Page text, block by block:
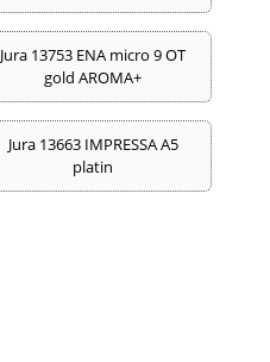
Jura 13753 ENA micro 9 OT
gold AROMA+
Jura 13663 IMPRESSA A5
platin